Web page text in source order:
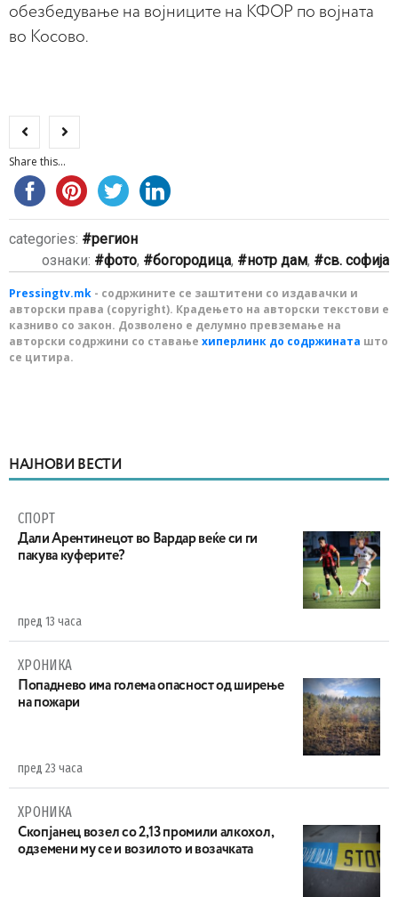
обезбедување на војниците на КФОР по војната
во Косово.
Share this...
categories:
регион
ознаки:
фото, богородица, нотр дам, св. софија
Pressingtv.mk - содржините се заштитени со издавачки и
авторски права (copyright). Крадењето на авторски текстови е
казниво со закон. Дозволено е делумно превземање на
авторски содржини со ставање хиперлинк до содржината што
се цитира.
НАЈНОВИ ВЕСТИ
СПОРТ
Дали Арентинецот во Вардар веќе си ги
пакува куферите?
пред 13 часа
ХРОНИКА
Попаднево има голема опасност од ширење
на пожари
пред 23 часа
ХРОНИКА
Скопјанец возел со 2,13 промили алкохол,
одземени му се и возилото и возачката